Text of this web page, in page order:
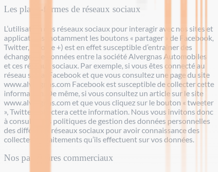
Les plates-formes de réseaux sociaux
L’utilisation des réseaux sociaux pour interagir avec nos sites et
applications (notamment les boutons « partager » de Facebook,
Twitter, Google +) est en effet susceptible d’entraîner des
échanges de données entre la société Alvergnas Automobiles
et ces réseaux sociaux. Par exemple, si vous êtes connecté au
réseau social Facebook et que vous consultez une page du site
www.alvergnas.com Facebook est susceptible de collecter cette
information. De même, si vous consultez un article sur le site
www.alvergnas.com et que vous cliquez sur le bouton « tweeter
», Twitter collectera cette information. Nous vous invitons donc
à consulter les politiques de gestion des données personnelles
des différents réseaux sociaux pour avoir connaissance des
collectes et traitements qu’ils effectuent sur vos données.
Nos partenaires commerciaux